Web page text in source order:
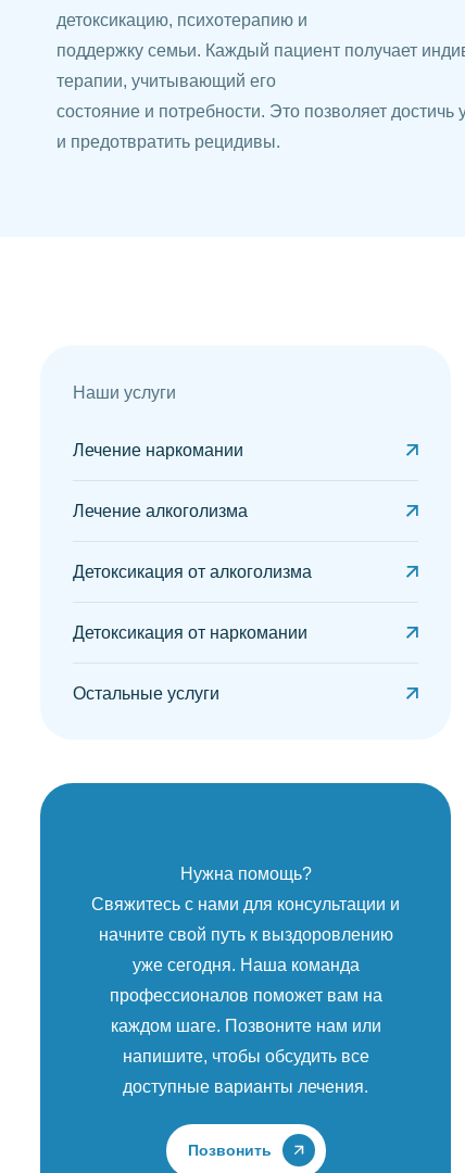
детоксикацию, психотерапию и
поддержку семьи. Каждый пациент получает
терапии, учитывающий его
состояние и потребности. Это позволяет достичь
и предотвратить рецидивы.
Наши услуги
Лечение наркомании
Лечение алкоголизма
Детоксикация от алкоголизма
Детоксикация от наркомании
Остальные услуги
Нужна помощь?
Свяжитесь с нами для консультации и
начните свой путь к выздоровлению
уже сегодня. Наша команда
профессионалов поможет вам на
каждом шаге. Позвоните нам или
напишите, чтобы обсудить все
доступные варианты лечения.
Позвонить